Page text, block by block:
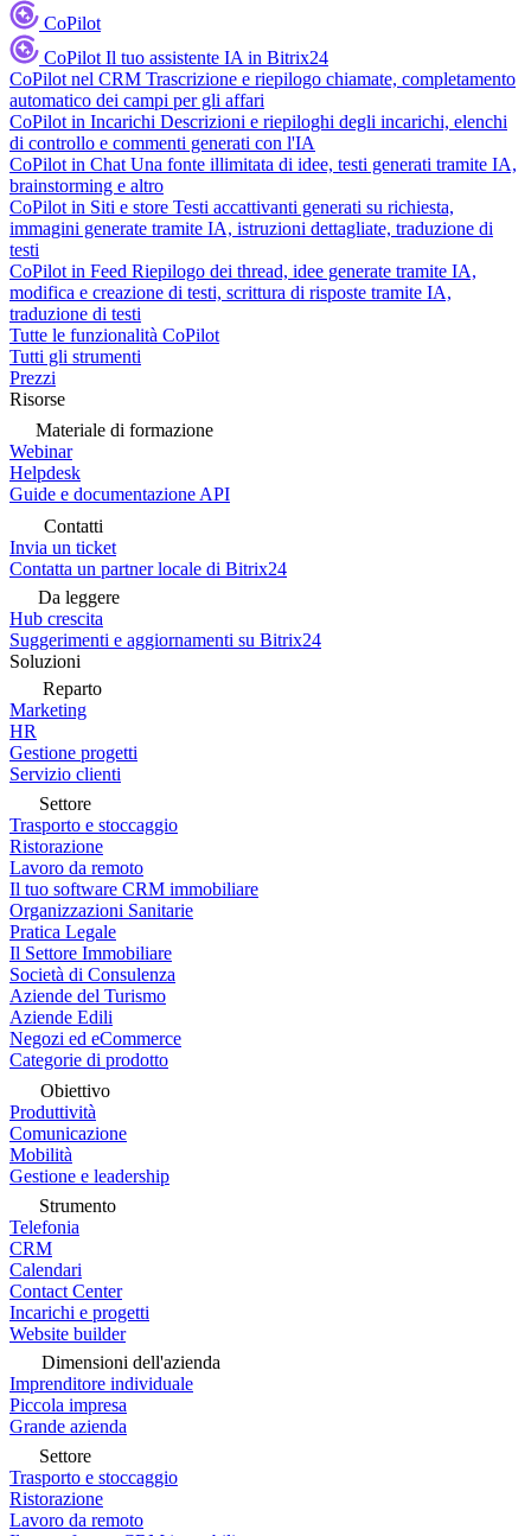
CoPilot
CoPilot Il tuo assistente IA in Bitrix24
CoPilot nel CRM Trascrizione e riepilogo chiamate, completamento
automatico dei campi per gli affari
CoPilot in Incarichi Descrizioni e riepiloghi degli incarichi, elenchi
di controllo e commenti generati con l'IA
CoPilot in Chat Una fonte illimitata di idee, testi generati tramite IA,
brainstorming e altro
CoPilot in Siti e store Testi accattivanti generati su richiesta,
immagini generate tramite IA, istruzioni dettagliate, traduzione di
testi
CoPilot in Feed Riepilogo dei thread, idee generate tramite IA,
modifica e creazione di testi, scrittura di risposte tramite IA,
traduzione di testi
Tutte le funzionalità CoPilot
Tutti gli strumenti
Prezzi
Risorse
Materiale di formazione
Webinar
Helpdesk
Guide e documentazione API
Contatti
Invia un ticket
Contatta un partner locale di Bitrix24
Da leggere
Hub crescita
Suggerimenti e aggiornamenti su Bitrix24
Soluzioni
Reparto
Marketing
HR
Gestione progetti
Servizio clienti
Settore
Trasporto e stoccaggio
Ristorazione
Lavoro da remoto
Il tuo software CRM immobiliare
Organizzazioni Sanitarie
Pratica Legale
Il Settore Immobiliare
Società di Consulenza
Aziende del Turismo
Aziende Edili
Negozi ed eCommerce
Categorie di prodotto
Obiettivo
Produttività
Comunicazione
Mobilità
Gestione e leadership
Strumento
Telefonia
CRM
Calendari
Contact Center
Incarichi e progetti
Website builder
Dimensioni dell'azienda
Imprenditore individuale
Piccola impresa
Grande azienda
Settore
Trasporto e stoccaggio
Ristorazione
Lavoro da remoto